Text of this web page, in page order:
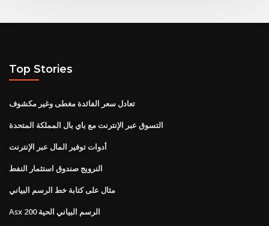
Top Stories
تعادل سعر الفائدة مغطى وغير مكشوف
التسوق عبر الإنترنت مع باي بال المملكة المتحدة
أدوات توفير المال عبر الإنترنت
النرويج صندوق استثمار النفط
مثال على كتابة خط الرسم البياني
Asx 200 الرسم البياني الحية